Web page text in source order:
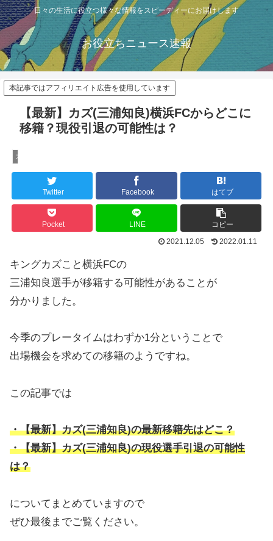
日々の生活に役立つ様々な情報をスピーディーにお届けします
お役立ちニュース速報
本記事ではアフィリエイト広告を使用しています
【最新】カズ(三浦知良)横浜FCからどこに
移籍？現役引退の可能性は？
スポーツ
Twitter Facebook はてブ
Pocket LINE
コピー
2021.12.05
2022.01.11
キングカズこと横浜FCの
三浦知良選手が移籍する可能性があることが
分かりました。
今季のプレータイムはわずか1分ということで
出場機会を求めての移籍のようですね。
この記事では
・【最新】カズ(三浦知良)の最新移籍先はどこ？
・【最新】カズ(三浦知良)の現役選手引退の可能性
は？
についてまとめていますので
ぜひ最後までご覧ください。